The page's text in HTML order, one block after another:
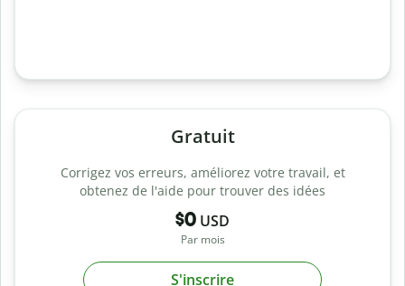
Gratuit
Corrigez vos erreurs, améliorez votre travail, et
obtenez de l'aide pour trouver des idées
$0 USD
Par mois
S'inscrire